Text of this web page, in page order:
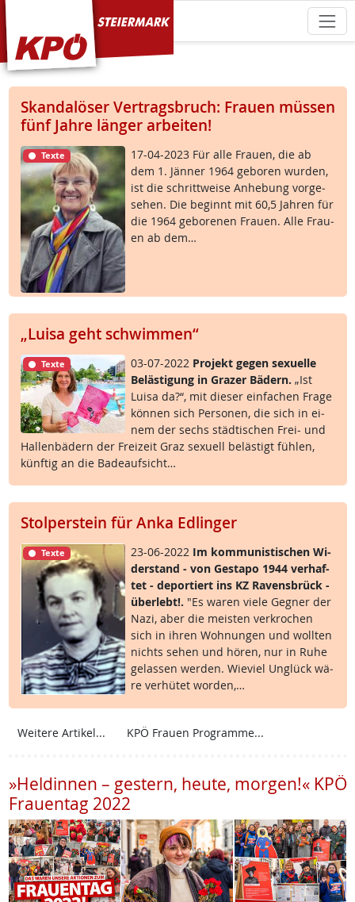
KPÖ Steiermark
Skandalöser Vertragsbruch: Frauen müssen
fünf Jahre länger arbeiten!
Texte
17-04-2023 Für al­le Frau­en, die ab
dem 1. Jän­ner 1964 ge­bo­ren wur­den,
ist die schritt­wei­se An­he­bung vor­ge­
se­hen. Die be­ginnt mit 60,5 Jah­ren für
die 1964 ge­bo­re­nen Frau­en. Al­le Frau­
en ab dem…
„Luisa geht schwimmen“
Texte 03-07-2022 Pro­jekt ge­gen se­xu­el­le
Be­läs­t­i­gung in Gra­zer Bä­d­ern. „Ist
Lui­sa da?“, mit die­ser ein­fa­chen Fra­ge
kön­nen sich Per­so­nen, die sich in ei­
nem der sechs städ­ti­schen Frei- und
Hal­len­bä­d­ern der Frei­zeit Graz se­xu­ell be­läs­t­igt füh­len,
künf­tig an die Ba­de­auf­sicht…
Stolperstein für Anka Edlinger
Texte 23-06-2022 Im kom­mu­nis­ti­schen Wi­
der­stand - von Ge­sta­po 1944 ver­haf­
tet - de­por­tiert ins KZ Ra­vens­brück -
über­lebt!. "Es wa­ren vie­le Geg­ner der
Na­zi, aber die meis­ten ver­kro­chen
sich in ih­ren Woh­nun­gen und woll­ten
nichts se­hen und hö­ren, nur in Ru­he
ge­las­sen wer­den. Wie­viel Un­glück wä­
re ver­hü­tet wor­den,…
Weitere Artikel... KPÖ Frauen Programme...
»Heldinnen – gestern, heute, morgen!« KPÖ
Frauentag 2022